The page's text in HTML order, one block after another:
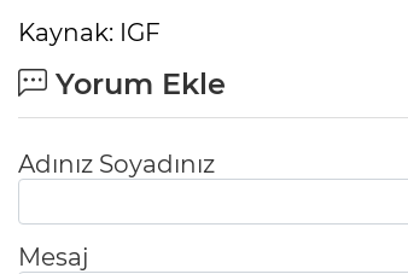
Kaynak: IGF
Yorum Ekle
Adınız Soyadınız
Mesaj